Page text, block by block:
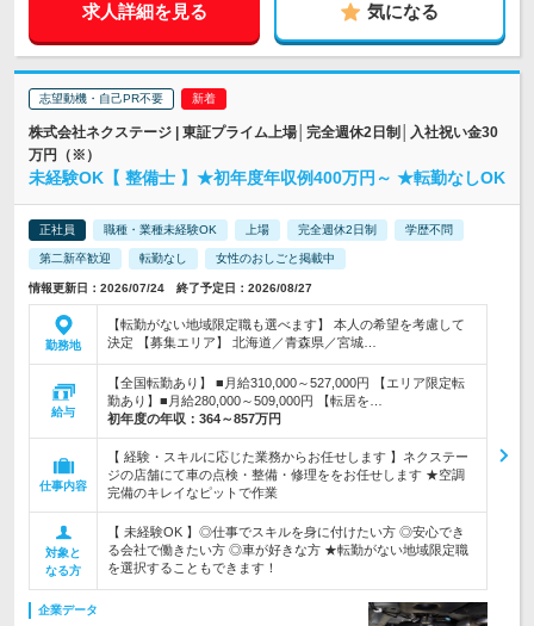
求人詳細を見る 気になる
志望動機・自己PR不要
株式会社ネクステージ | 東証プライム上場│完全週休2日制│入社祝い金30
万円（※）
未経験OK【 整備士 】★初年度年収例400万円～ ★転勤なしOK
正社員 職種・業種未経験OK 上場 完全週休2日制 学歴不問
第二新卒歓迎 転勤なし 女性のおしごと掲載中
情報更新日：2026/07/24 終了予定日：2026/08/27
勤務地
【転勤がない地域限定職も選べます】 本人の希望を考慮して
決定 【募集エリア】 北海道／青森県／宮城…
給与
【全国転勤あり】 ■月給310,000～527,000円 【エリア限定転
勤あり】■月給280,000～509,000円 【転居を…
初年度の年収： 364～857万円
仕事内容
【 経験・スキルに応じた業務からお任せします 】ネクステー
ジの店舗にて車の点検・整備・修理ををお任せします ★空調
完備のキレイなピットで作業
対象と
なる方
【 未経験OK 】◎仕事でスキルを身に付けたい方 ◎安心でき
る会社で働きたい方 ◎車が好きな方 ★転勤がない地域限定職
を選択することもできます！
企業データ